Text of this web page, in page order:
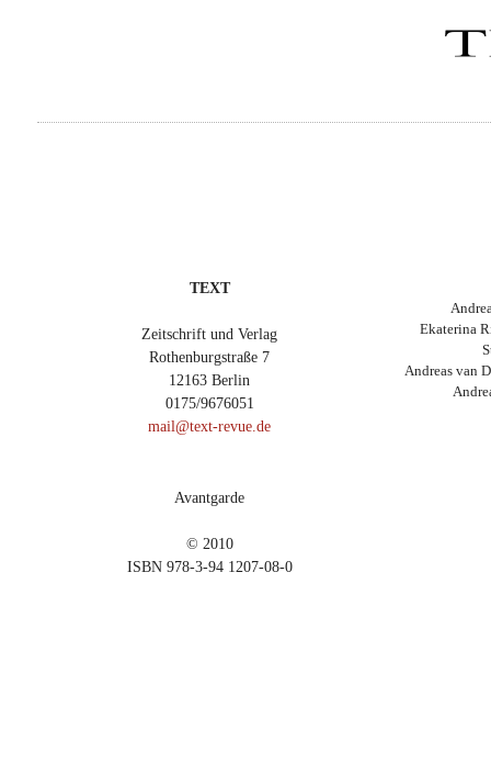
TEXT
Zeitschrift und Verlag
Rothenburgstraße 7
12163 Berlin
0175/9676051
mail@text-revue.de
Avantgarde
© 2010
ISBN 978-3-94 1207-08-0
Ekaterina
Andreas van